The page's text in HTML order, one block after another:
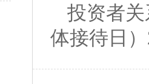
投资者
体接待日）